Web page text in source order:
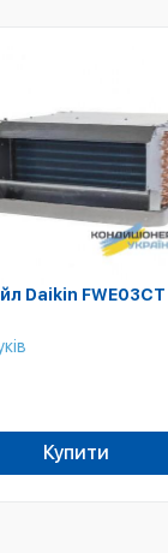
Daikin FWE03CT
Купити